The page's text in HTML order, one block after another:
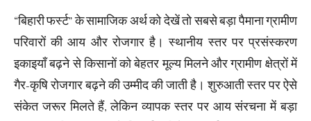
“बिहारी फर्स्ट” के सामाजिक अर्थ को देखें तो सबसे बड़ा पैमाना ग्रामीण
परिवारों की आय और रोजगार है। स्थानीय स्तर पर प्रसंस्करण
इकाइयाँ बढ़ने से किसानों को बेहतर मूल्य मिलने और ग्रामीण क्षेत्रों में
गैर-कृषि रोजगार बढ़ने की उम्मीद की जाती है। शुरुआती स्तर पर ऐसे
संकेत जरूर मिलते हैं, लेकिन व्यापक स्तर पर आय संरचना में बड़ा